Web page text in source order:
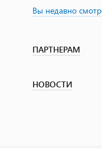
Вы недавно
ПАРТНЕРАМ
НОВОСТИ